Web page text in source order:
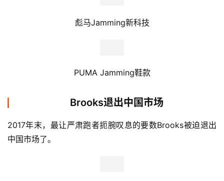
彪马Jamming新科技
PUMA Jamming鞋款
Brooks退出中国市场
2017年末，最让严肃跑者扼腕叹息的要数Brooks被迫退出
中国市场了。